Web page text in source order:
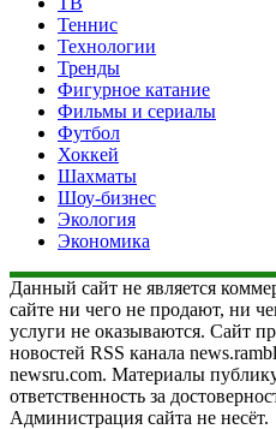
Теннис
Технологии
Тренды
Фигурное катание
Фильмы и сериалы
Футбол
Хоккей
Шахматы
Шоу-бизнес
Экология
Экономика
Данный сайт не является
сайте ни чего не продают, ни
услуги не оказываются. Сайт
новостей RSS канала
newsru.com. Материалы
ответственность за
Администрация сайта не несёт.